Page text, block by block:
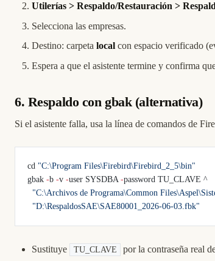
Utilerías > Respaldo/Restauración >
Selecciona las empresas.
Destino: carpeta local con espacio verificado
Espera a que el asistente termine y confirma
6. Respaldo con gbak (alternativa)
Si el asistente falla, usa la línea de comandos de
cd "C:\Program Files\Firebird\Firebird_2_5\bin"
gbak -b -v -user SYSDBA -password TU_CLAVE ^
"C:\Archivos de Programa\Common
  "D:\RespaldosSAE\SAE80001_2026-06-03.fbk"
Sustituye TU_CLAVE por la contraseña real